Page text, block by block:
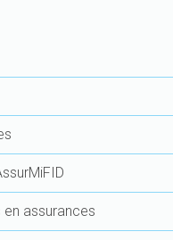
assurances